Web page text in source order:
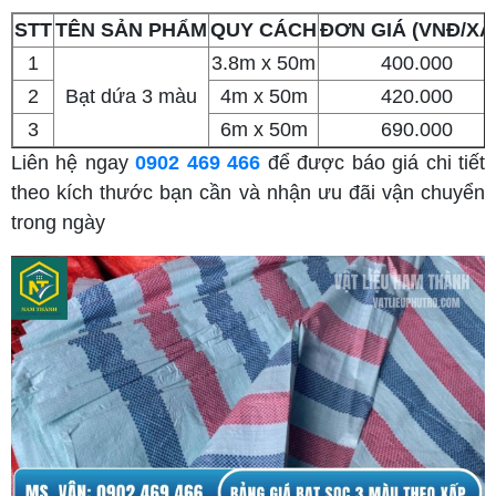
STTTÊN SẢN PHẨM QUY CÁCH ĐƠN GIÁ (VNĐ/
1
Bạt dứa 3 màu
3.8m x 50m
400.000
2
4m x 50m
420.000
3
6m x 50m
690.000
Liên hệ ngay0902 469 466 để được báo giá chi tiết
theo kích thước bạn cần và nhận ưu đãi vận chuyển
trong ngày